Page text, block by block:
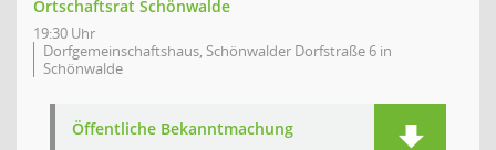
Ortschaftsrat Schönwalde
19:30 Uhr
Dorfgemeinschaftshaus, Schönwalder Dorfstraße 6 in
Schönwalde
Öffentliche Bekanntmachung